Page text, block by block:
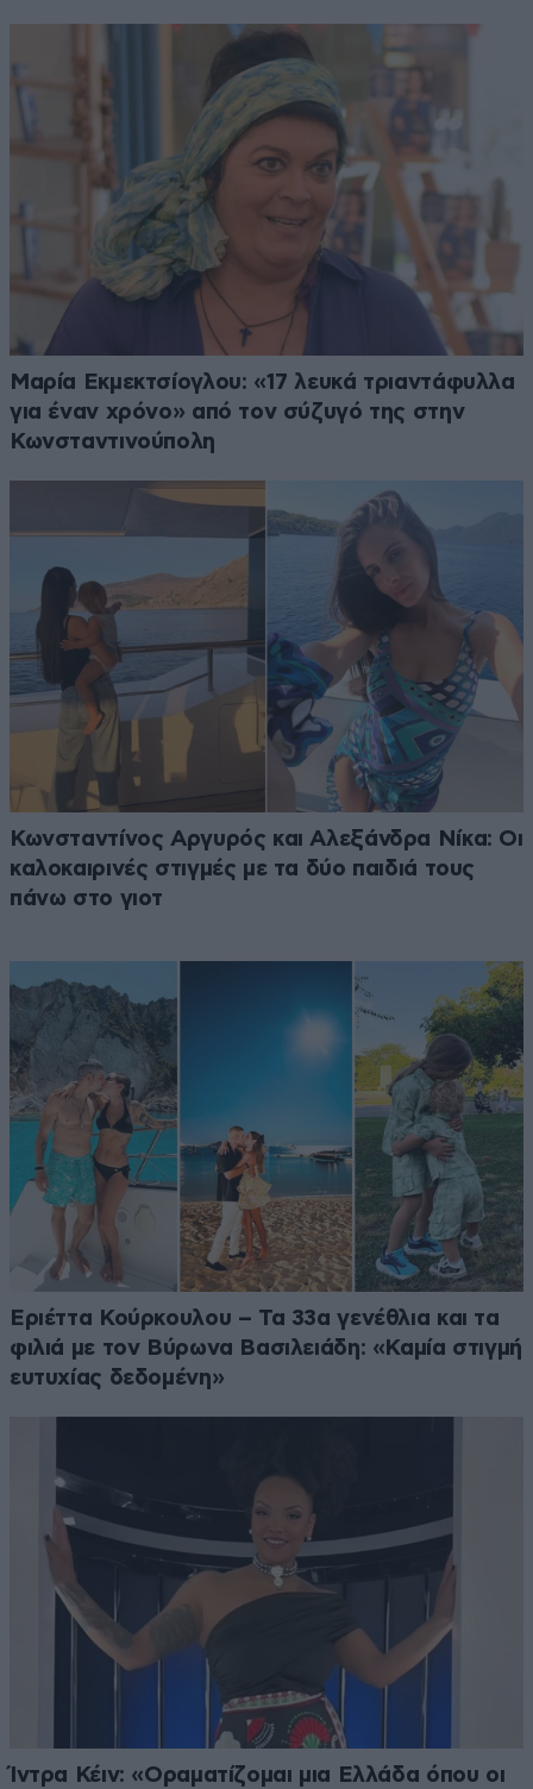
Μαρία Εκμεκτσίογλου: «17 λευκά τριαντάφυλλα
για έναν χρόνο» από τον σύζυγό της στην
Κωνσταντινούπολη
Κωνσταντίνος Αργυρός και Αλεξάνδρα Νίκα: Οι
καλοκαιρινές στιγμές με τα δύο παιδιά τους
πάνω στο γιοτ
Εριέττα Κούρκουλου – Τα 33α γενέθλια και τα
φιλιά με τον Βύρωνα Βασιλειάδη: «Καμία στιγμή
ευτυχίας δεδομένη»
Ίντρα Κέιν: «Οραματίζομαι μια Ελλάδα όπου οι